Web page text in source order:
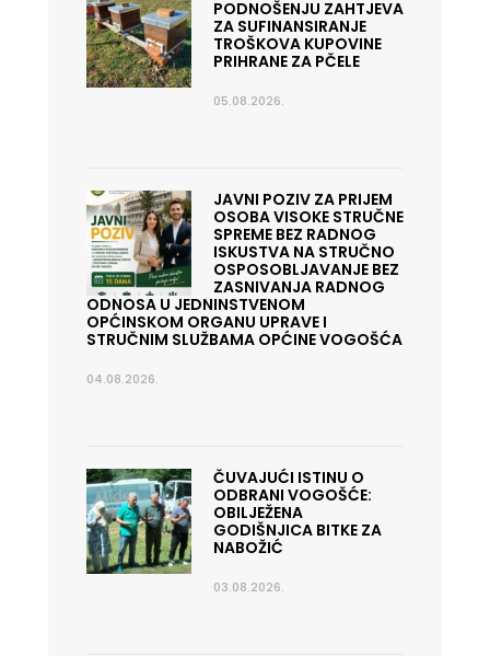
PODNOŠENJU ZAHTJEVA
ZA SUFINANSIRANJE
TROŠKOVA KUPOVINE
PRIHRANE ZA PČELE
05.08.2026.
JAVNI POZIV ZA PRIJEM
OSOBA VISOKE STRUČNE
SPREME BEZ RADNOG
ISKUSTVA NA STRUČNO
OSPOSOBLJAVANJE BEZ
ZASNIVANJA RADNOG
ODNOSA U JEDNINSTVENOM
OPĆINSKOM ORGANU UPRAVE I
STRUČNIM SLUŽBAMA OPĆINE VOGOŠĆA
04.08.2026.
ČUVAJUĆI ISTINU O
ODBRANI VOGOŠĆE:
OBILJEŽENA
GODIŠNJICA BITKE ZA
NABOŽIĆ
03.08.2026.